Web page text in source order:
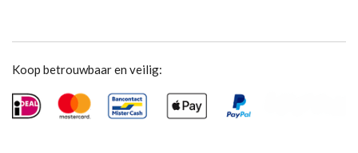
Koop betrouwbaar en veilig: